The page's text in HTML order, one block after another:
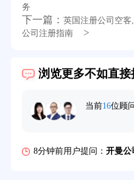
务
下一篇： 英国注册公司空
公司注册指南>
浏览更多不如直
当前16位顾
6分钟前用户提问： 注册